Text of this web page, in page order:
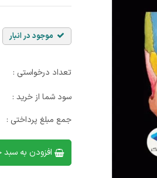
موجود در انبار
تعداد درخواستی :
سود شما از خرید :
جمع مبلغ پرداختی :
افزودن به سبد خرید